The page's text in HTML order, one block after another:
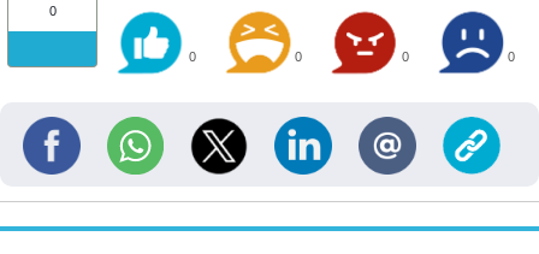
0
0 0 0 0